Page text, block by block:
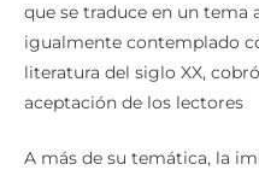
que se traduce en un tema
igualmente contemplado
literatura del siglo XX,
aceptación de los lectores
A más de su temática, la